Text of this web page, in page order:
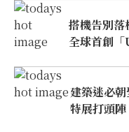
搭機告別落
全球首創
建築迷必
特展打頭